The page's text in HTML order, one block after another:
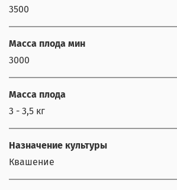
3500
Масса плода мин
3000
Масса плода
3 - 3,5 кг
Назначение культуры
Квашение